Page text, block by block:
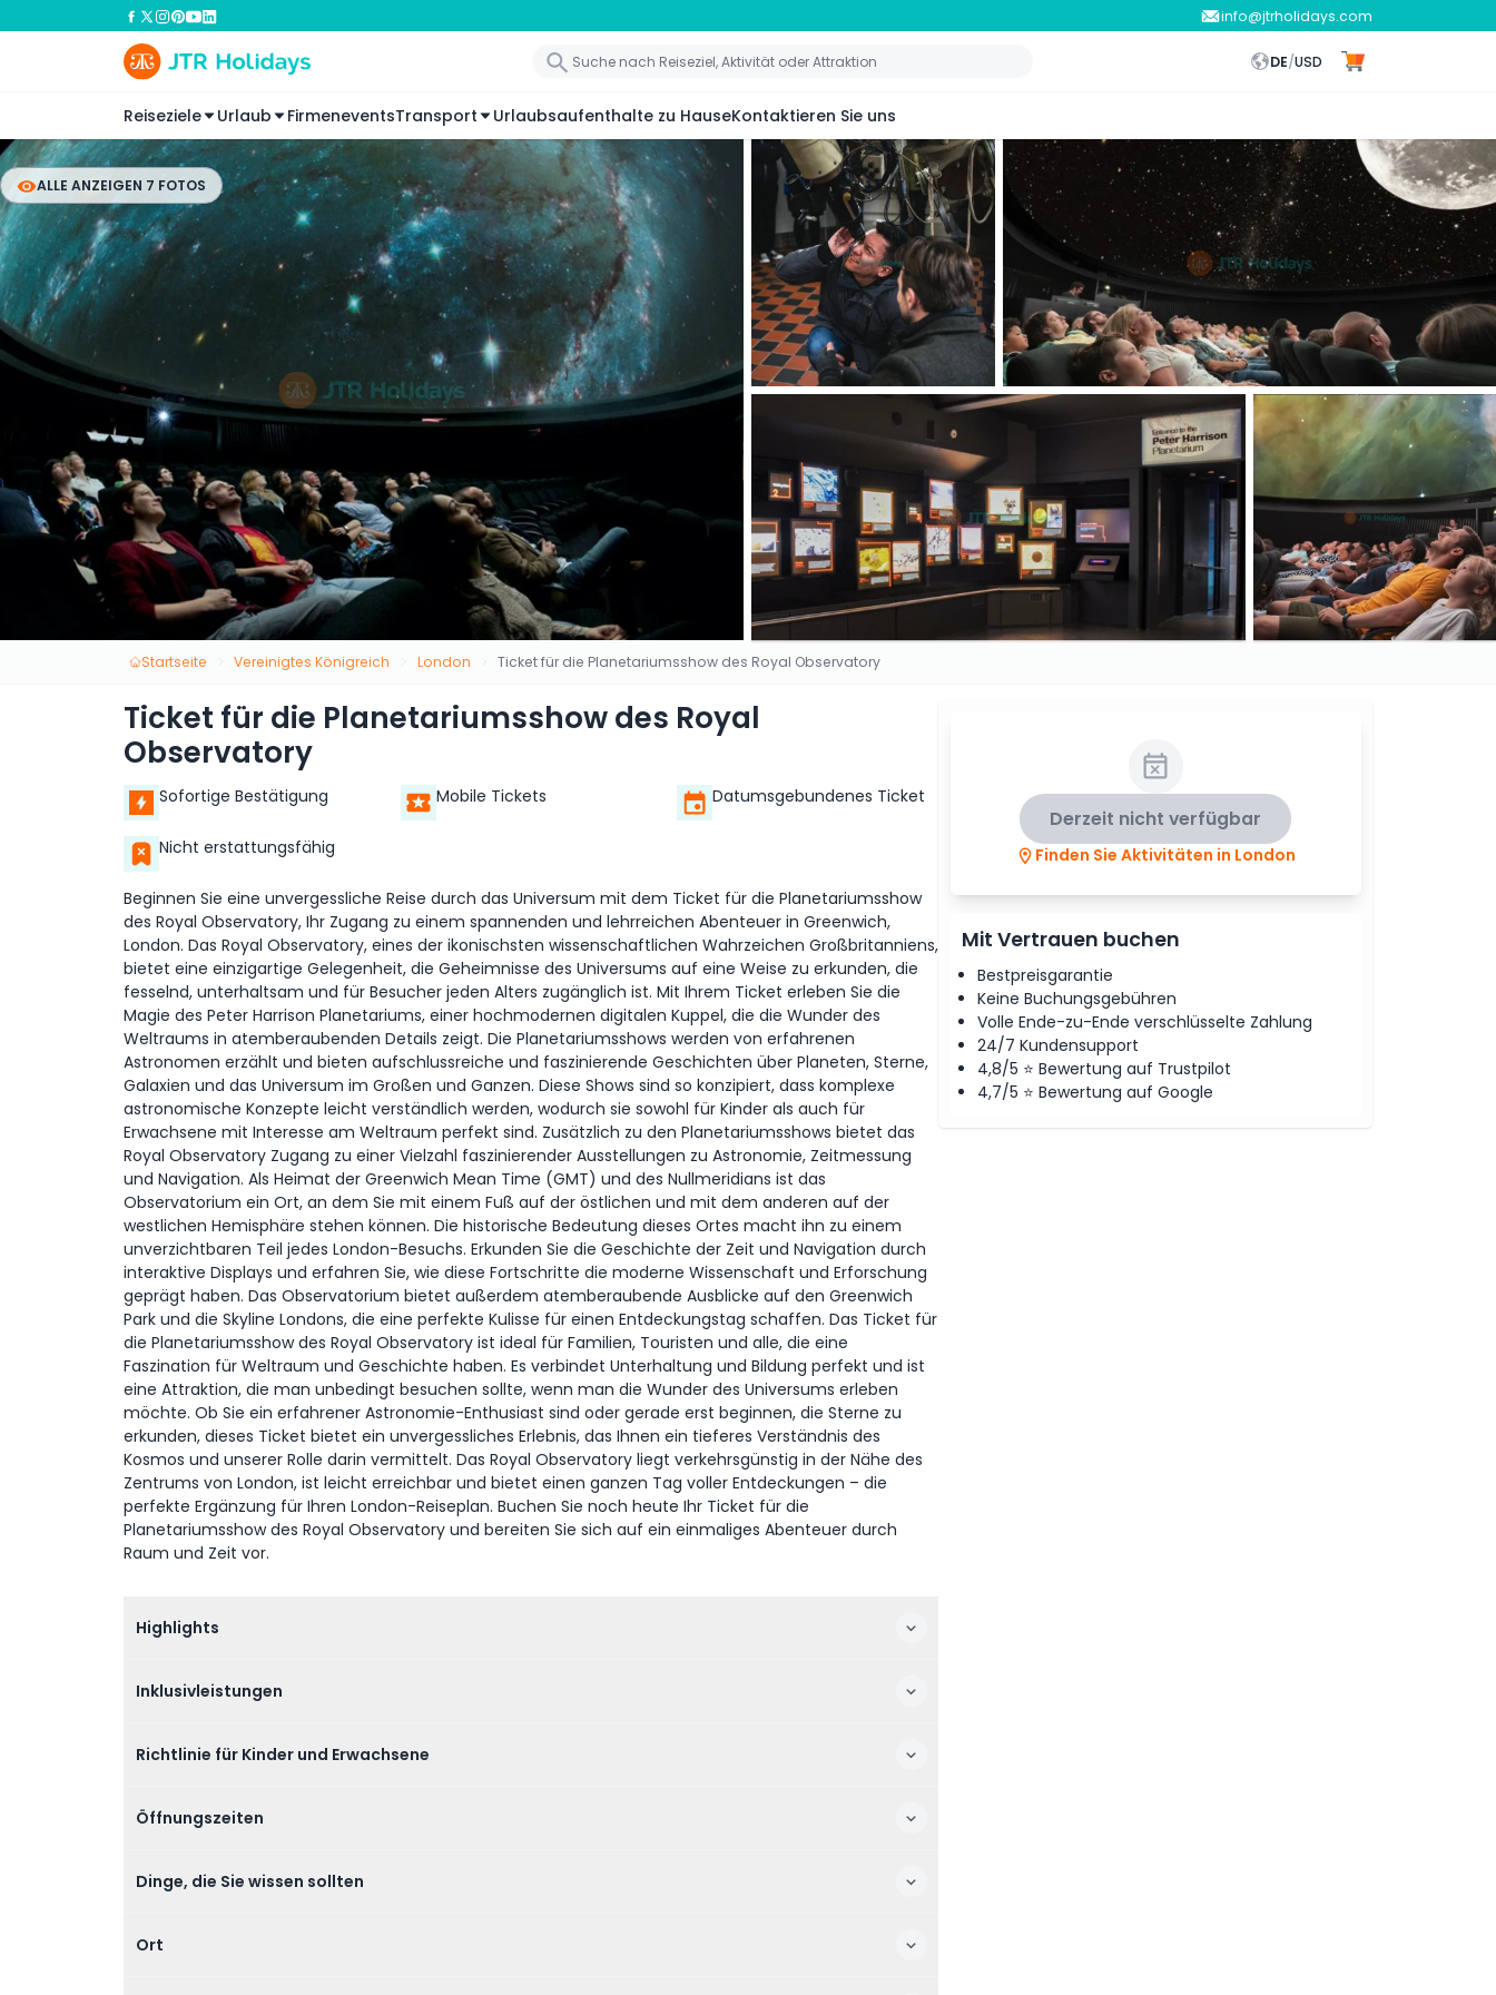
info@jtrholidays.com
DE/USD
Reiseziele Urlaub FirmeneventsTransport Urlaubsaufenthalte zu HauseKontaktieren Sie uns
ALLE ANZEIGEN 7 FOTOS
Startseite Vereinigtes Königreich London Ticket für die Planetariumsshow des Royal Observatory
Ticket für die Planetariumsshow des Royal
Observatory
Sofortige Bestätigung Mobile Tickets Datumsgebundenes Ticket
Nicht erstattungsfähig
Beginnen Sie eine unvergessliche Reise durch das Universum mit dem Ticket für die Planetariumsshow
des Royal Observatory, Ihr Zugang zu einem spannenden und lehrreichen Abenteuer in Greenwich,
London. Das Royal Observatory, eines der ikonischsten wissenschaftlichen Wahrzeichen Großbritanniens,
bietet eine einzigartige Gelegenheit, die Geheimnisse des Universums auf eine Weise zu erkunden, die
fesselnd, unterhaltsam und für Besucher jeden Alters zugänglich ist. Mit Ihrem Ticket erleben Sie die
Magie des Peter Harrison Planetariums, einer hochmodernen digitalen Kuppel, die die Wunder des
Weltraums in atemberaubenden Details zeigt. Die Planetariumsshows werden von erfahrenen
Astronomen erzählt und bieten aufschlussreiche und faszinierende Geschichten über Planeten, Sterne,
Galaxien und das Universum im Großen und Ganzen. Diese Shows sind so konzipiert, dass komplexe
astronomische Konzepte leicht verständlich werden, wodurch sie sowohl für Kinder als auch für
Erwachsene mit Interesse am Weltraum perfekt sind. Zusätzlich zu den Planetariumsshows bietet das
Royal Observatory Zugang zu einer Vielzahl faszinierender Ausstellungen zu Astronomie, Zeitmessung
und Navigation. Als Heimat der Greenwich Mean Time (GMT) und des Nullmeridians ist das
Observatorium ein Ort, an dem Sie mit einem Fuß auf der östlichen und mit dem anderen auf der
westlichen Hemisphäre stehen können. Die historische Bedeutung dieses Ortes macht ihn zu einem
unverzichtbaren Teil jedes London-Besuchs. Erkunden Sie die Geschichte der Zeit und Navigation durch
interaktive Displays und erfahren Sie, wie diese Fortschritte die moderne Wissenschaft und Erforschung
geprägt haben. Das Observatorium bietet außerdem atemberaubende Ausblicke auf den Greenwich
Park und die Skyline Londons, die eine perfekte Kulisse für einen Entdeckungstag schaffen. Das Ticket für
die Planetariumsshow des Royal Observatory ist ideal für Familien, Touristen und alle, die eine
Faszination für Weltraum und Geschichte haben. Es verbindet Unterhaltung und Bildung perfekt und ist
eine Attraktion, die man unbedingt besuchen sollte, wenn man die Wunder des Universums erleben
möchte. Ob Sie ein erfahrener Astronomie-Enthusiast sind oder gerade erst beginnen, die Sterne zu
erkunden, dieses Ticket bietet ein unvergessliches Erlebnis, das Ihnen ein tieferes Verständnis des
Kosmos und unserer Rolle darin vermittelt. Das Royal Observatory liegt verkehrsgünstig in der Nähe des
Zentrums von London, ist leicht erreichbar und bietet einen ganzen Tag voller Entdeckungen – die
perfekte Ergänzung für Ihren London-Reiseplan. Buchen Sie noch heute Ihr Ticket für die
Planetariumsshow des Royal Observatory und bereiten Sie sich auf ein einmaliges Abenteuer durch
Raum und Zeit vor.
Highlights
Inklusivleistungen
Richtlinie für Kinder und Erwachsene
Öffnungszeiten
Dinge, die Sie wissen sollten
Ort
Derzeit nicht verfügbar
Finden Sie Aktivitäten in London
Mit Vertrauen buchen
Bestpreisgarantie
Keine Buchungsgebühren
Volle Ende-zu-Ende verschlüsselte Zahlung
24/7 Kundensupport
4,8/5 ⭐ Bewertung auf Trustpilot
4,7/5 ⭐ Bewertung auf Google